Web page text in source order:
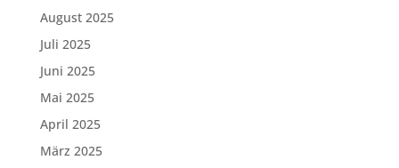
August 2025
Juli 2025
Juni 2025
Mai 2025
April 2025
März 2025